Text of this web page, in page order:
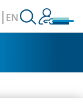
EN